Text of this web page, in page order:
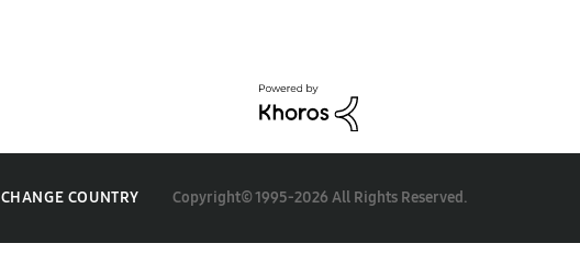
CHANGE COUNTRY Copyright© 1995-2026 All Rights Reserved.